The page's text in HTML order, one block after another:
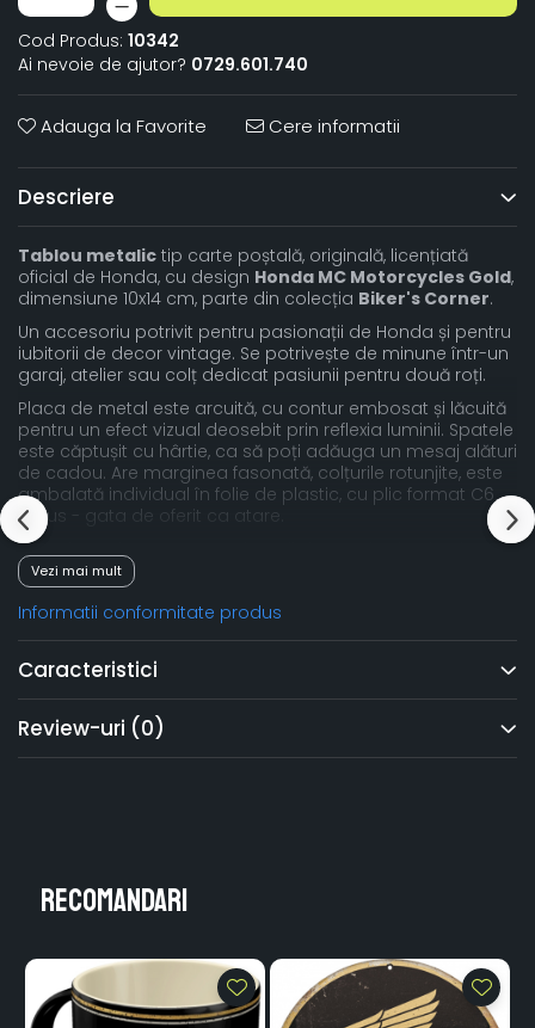
Cod Produs: 10342
Ai nevoie de ajutor? 0729.601.740
Adauga la Favorite Cere informatii
Descriere
Tablou metalic tip carte poștală, originală, licențiată
oficial de Honda, cu design Honda MC Motorcycles Gold,
dimensiune 10x14 cm, parte din colecția Biker's Corner.
Un accesoriu potrivit pentru pasionații de Honda și pentru
iubitorii de decor vintage. Se potrivește de minune într-un
garaj, atelier sau colț dedicat pasiunii pentru două roți.
Placa de metal este arcuită, cu contur embosat și lăcuită
pentru un efect vizual deosebit prin reflexia luminii. Spatele
este căptușit cu hârtie, ca să poți adăuga un mesaj alături
de cadou. Are marginea fasonată, colțurile rotunjite, este
ambalată individual în folie de plastic, cu plic format C6
inclus - gata de oferit ca atare.
Idee de cadou pentru pasionații de Honda și colecționari.
Vezi mai mult
Informatii conformitate produs
Caracteristici
Review-uri (0)
Recomandari